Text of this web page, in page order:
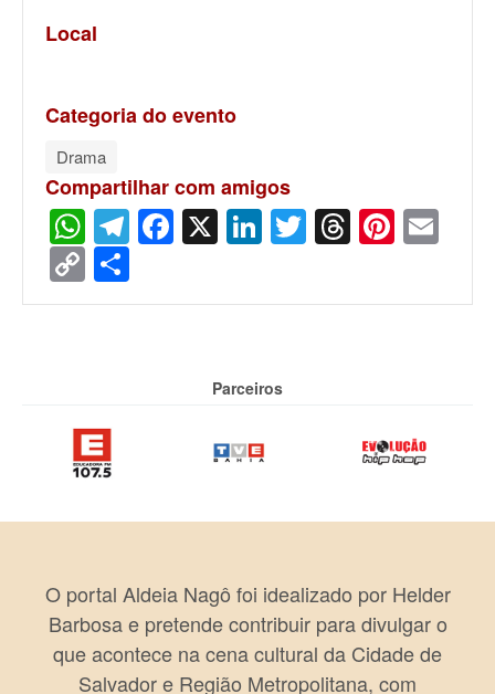
Local
Categoria do evento
Drama
Compartilhar com amigos
WhatsApp
Telegram
Facebook
X LinkedIn
Twitter
Threads
Copy
Link
Parceiros
O portal Aldeia Nagô foi idealizado por Helder
Barbosa e pretende contribuir para divulgar o
que acontece na cena cultural da Cidade de
Salvador e Região Metropolitana, com